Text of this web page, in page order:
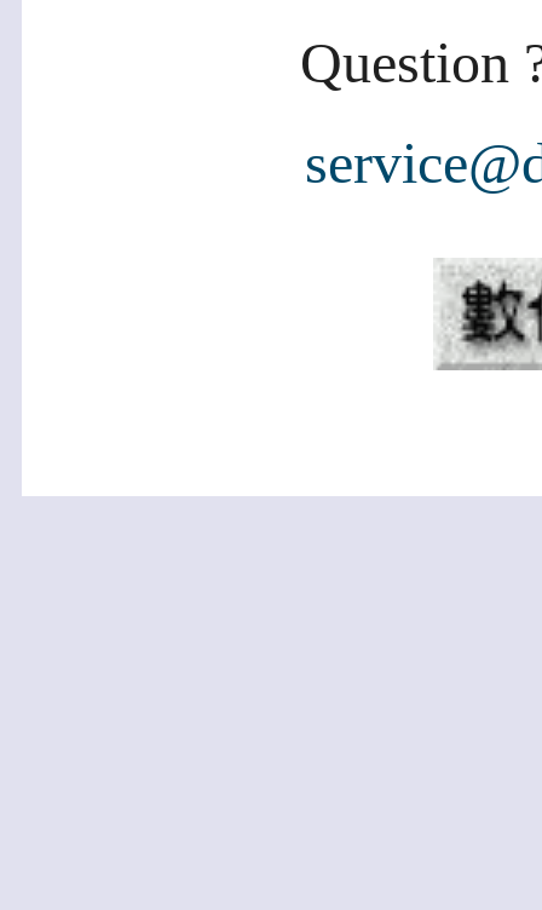
Question